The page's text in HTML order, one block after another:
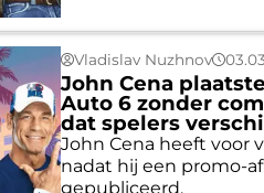
Vladislav Nuzhnov
John Cena
Auto 6 zonder
dat spelers
John Cena heeft voor
nadat hij een promo-
gepubliceerd.